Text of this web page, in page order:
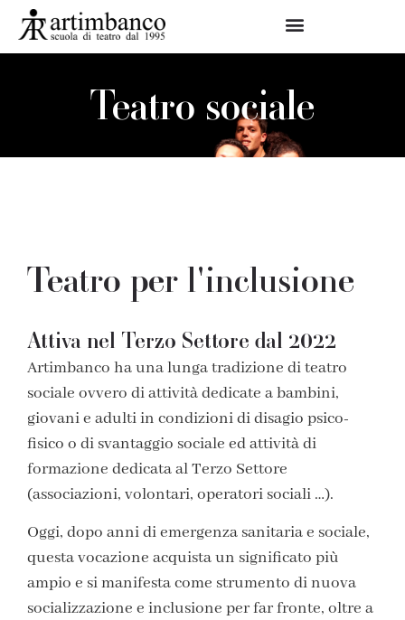
Teatro sociale
Teatro per l'inclusione
Attiva nel Terzo Settore dal 2022
Artimbanco ha una lunga tradizione di teatro
sociale ovvero di attività dedicate a bambini,
giovani e adulti in condizioni di disagio psico-
fisico o di svantaggio sociale ed attività di
formazione dedicata al Terzo Settore
(associazioni, volontari, operatori sociali …).
Oggi, dopo anni di emergenza sanitaria e sociale,
questa vocazione acquista un significato più
ampio e si manifesta come strumento di nuova
socializzazione e inclusione per far fronte, oltre a